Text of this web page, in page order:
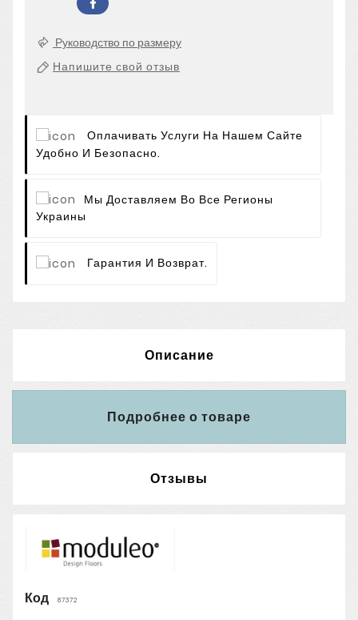
Руководство по размеру
Напишите свой отзыв
Оплачивать Услуги На Нашем Сайте
Удобно И Безопасно.
Мы Доставляем Во Все Регионы
Украины
Гарантия И Возврат.
Описание
Подробнее о товаре
Отзывы
Код 87372